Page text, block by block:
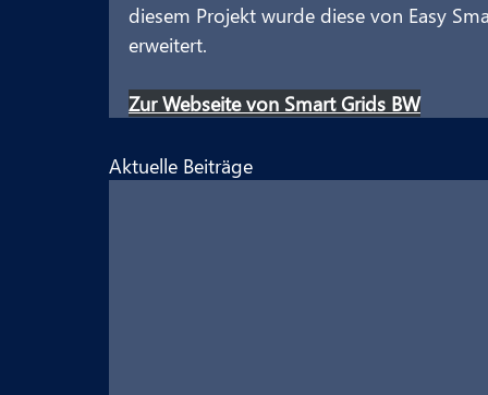
diesem Projekt wurde diese von Easy
erweitert.
Zur Webseite von Smart Grids BW
Aktuelle Beiträge